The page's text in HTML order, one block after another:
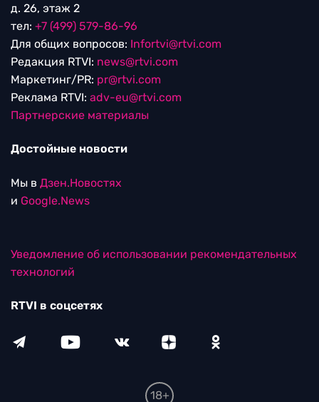
д. 26, этаж 2
тел: +7 (499) 579-86-96
Для общих вопросов: Infortvi@rtvi.com
Редакция RTVI: news@rtvi.com
Маркетинг/PR: pr@rtvi.com
Реклама RTVI: adv-eu@rtvi.com
Партнерские материалы
Достойные новости
Мы в Дзен.Новостях
и Google.News
Уведомление об использовании рекомендательных
технологий
RTVI в соцсетях
18+